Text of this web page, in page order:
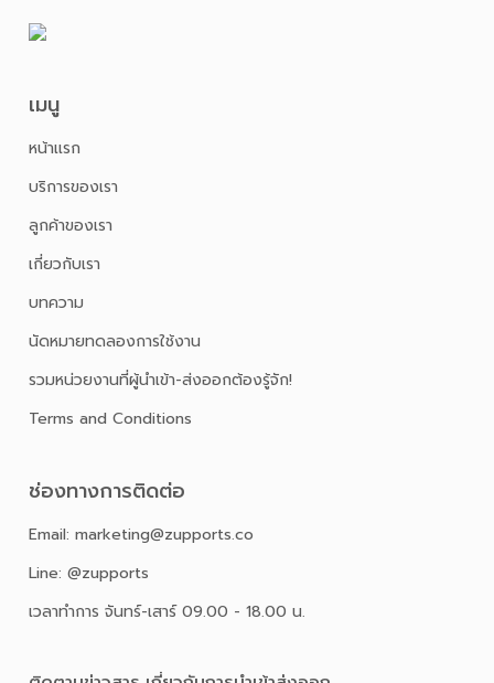
เมนู
หน้าเเรก
บริการของเรา
ลูกค้าของเรา
เกี่ยวกับเรา
บทความ
นัดหมายทดลองการใช้งาน
รวมหน่วยงานที่ผู้นำเข้า-ส่งออกต้องรู้จัก!
Terms and Conditions
ช่องทางการติดต่อ
Email: marketing@zupports.co
Line: @zupports
เวลาทำการ จันทร์-เสาร์ 09.00 - 18.00 น.